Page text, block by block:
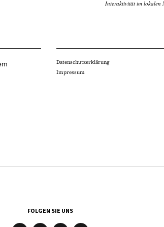
Interaktivität im lokalen
Datenschutzerklärung
Impressum
FOLGEN SIE UNS